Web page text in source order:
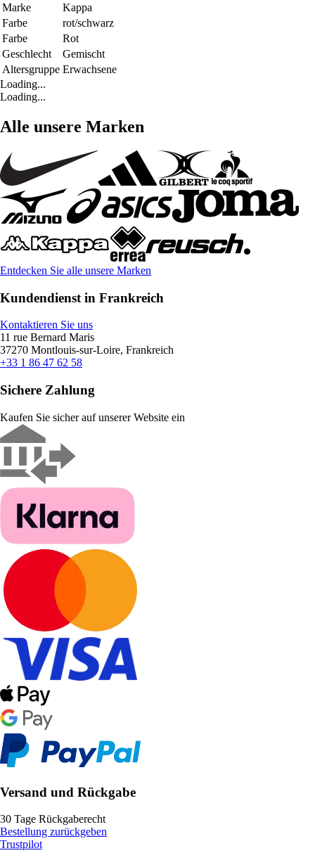
Marke
Kappa
Farbe
rot/schwarz
Farbe
Rot
Geschlecht
Gemischt
Altersgruppe Erwachsene
Loading...
Loading...
Alle unsere Marken
Entdecken Sie alle unsere Marken
Kundendienst in Frankreich
Kontaktieren Sie uns
11 rue Bernard Maris
37270 Montlouis-sur-Loire, Frankreich
+33 1 86 47 62 58
Sichere Zahlung
Kaufen Sie sicher auf unserer Website ein
Versand und Rückgabe
30 Tage Rückgaberecht
Bestellung zurückgeben
Trustpilot